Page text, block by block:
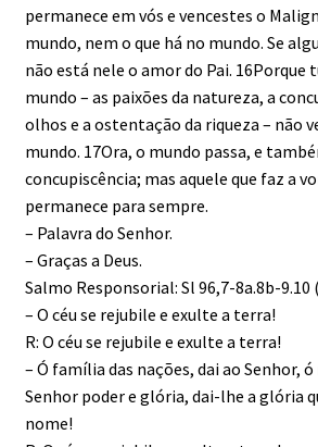
permanece em vós e vencestes o
mundo, nem o que há no mundo. Se
não está nele o amor do Pai. 16Porque
mundo – as paixões da natureza, a
olhos e a ostentação da riqueza – não
mundo. 17Ora, o mundo passa, e
concupiscência; mas aquele que faz a
permanece para sempre.
– Palavra do Senhor.
– Graças a Deus.
Salmo Responsorial: Sl 96,7-8a.8b-9.10
– O céu se rejubile e exulte a terra!
R: O céu se rejubile e exulte a terra!
– Ó família das nações, dai ao Senhor,
Senhor poder e glória, dai-lhe a glória
nome!